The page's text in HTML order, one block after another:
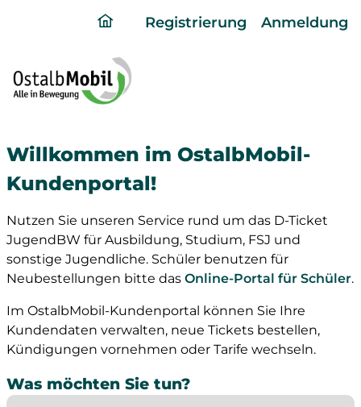
ding
page
Registrierung Anmeldung
Willkommen im OstalbMobil-
Kundenportal!
Nutzen Sie unseren Service rund um das D-Ticket
JugendBW für Ausbildung, Studium, FSJ und
sonstige Jugendliche. Schüler benutzen für
Neubestellungen bitte das Online-Portal für Schüler.
Im OstalbMobil-Kundenportal können Sie Ihre
Kundendaten verwalten, neue Tickets bestellen,
Kündigungen vornehmen oder Tarife wechseln.
Was möchten Sie tun?